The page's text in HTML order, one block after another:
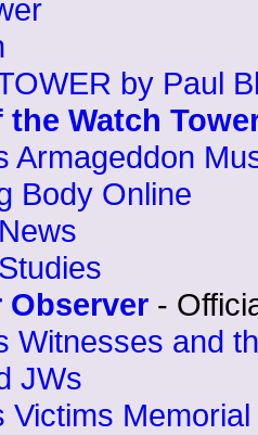
by Paul
the Watch
Armageddon
Body Online
Observer -
Witnesses and
JWs
Victims Memorial